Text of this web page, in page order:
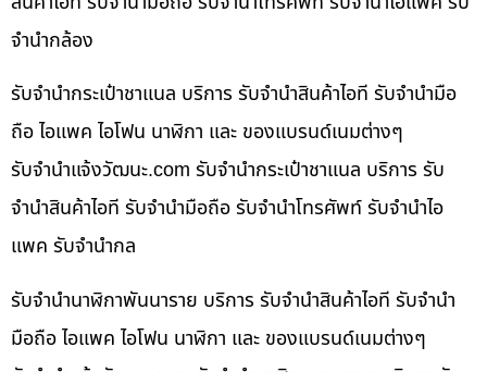
จำนำกล้อง
รับจำนำกระเป๋าชาแนล บริการ รับจำนำสินค้าไอที รับจำนำมือ
ถือ ไอแพค ไอโฟน นาฬิกา และ ของแบรนด์เนมต่างๆ
รับจํานําแจ้งวัฒนะ.com รับจำนำกระเป๋าชาแนล บริการ รับ
จำนำสินค้าไอที รับจำนำมือถือ รับจำนำโทรศัพท์ รับจำนำไอ
แพค รับจำนำกล
รับจำนำนาฬิกาพันนาราย บริการ รับจำนำสินค้าไอที รับจำนำ
มือถือ ไอแพค ไอโฟน นาฬิกา และ ของแบรนด์เนมต่างๆ